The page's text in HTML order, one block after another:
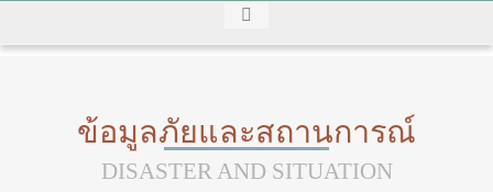
ข้อมูลภัยและสถานการณ์
DISASTER AND SITUATION